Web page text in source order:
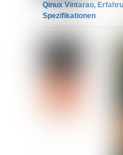
Qinux Vintarao,
Spezifikationen